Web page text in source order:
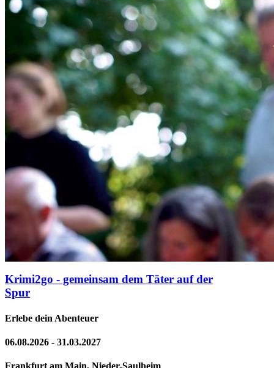
Krimi2go - gemeinsam dem Täter auf der
Spur
Erlebe dein Abenteuer
06.08.2026 - 31.03.2027